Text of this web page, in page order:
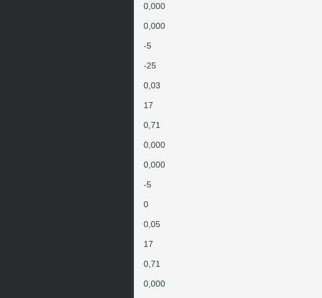
0,000
0,000
-5
-25
0,03
17
0,71
0,000
0,000
-5
0
0,05
17
0,71
0,000